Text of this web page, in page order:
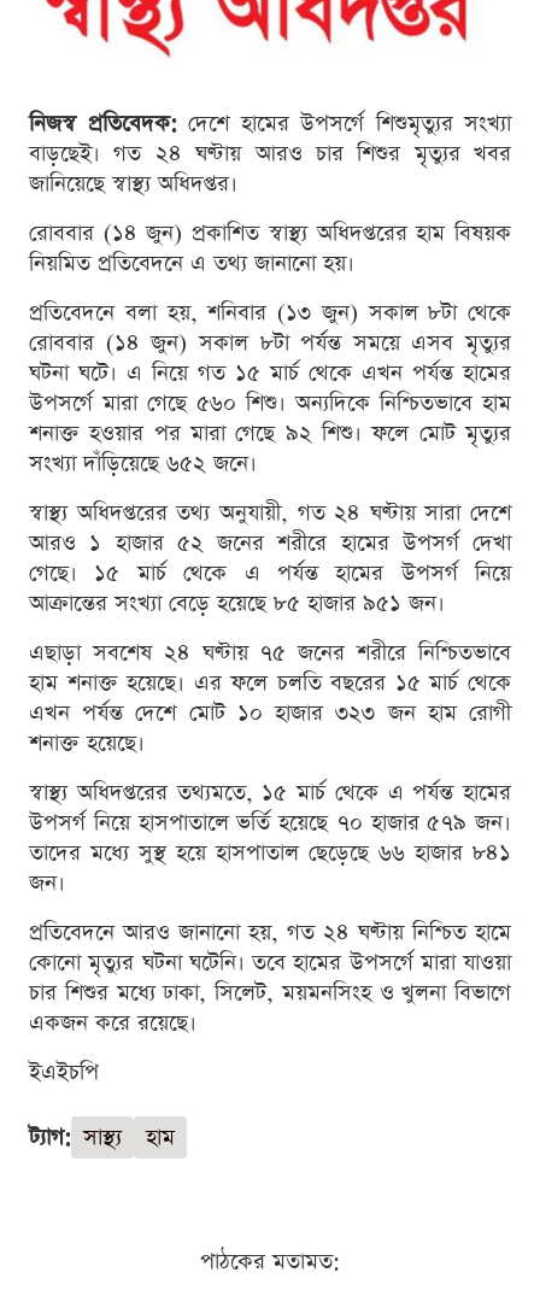
নিজস্ব প্রতিবেদক:দেশে হামের উপসর্গে শিশুমৃত্যুর সংখ্যা
বাড়ছেই। গত ২৪ ঘণ্টায় আরও চার শিশুর মৃত্যুর খবর
জানিয়েছে স্বাস্থ্য অধিদপ্তর।
রোববার (১৪ জুন) প্রকাশিত স্বাস্থ্য অধিদপ্তরের হাম বিষয়ক
নিয়মিত প্রতিবেদনে এ তথ্য জানানো হয়।
প্রতিবেদনে বলা হয়, শনিবার (১৩ জুন) সকাল ৮টা থেকে
রোববার (১৪ জুন) সকাল ৮টা পর্যন্ত সময়ে এসব মৃত্যুর
ঘটনা ঘটে। এ নিয়ে গত ১৫ মার্চ থেকে এখন পর্যন্ত হামের
উপসর্গে মারা গেছে ৫৬০ শিশু। অন্যদিকে নিশ্চিতভাবে হাম
শনাক্ত হওয়ার পর মারা গেছে ৯২ শিশু। ফলে মোট মৃত্যুর
সংখ্যা দাঁড়িয়েছে ৬৫২ জনে।
স্বাস্থ্য অধিদপ্তরের তথ্য অনুযায়ী, গত ২৪ ঘণ্টায় সারা দেশে
আরও ১ হাজার ৫২ জনের শরীরে হামের উপসর্গ দেখা
গেছে। ১৫ মার্চ থেকে এ পর্যন্ত হামের উপসর্গ নিয়ে
আক্রান্তের সংখ্যা বেড়ে হয়েছে ৮৫ হাজার ৯৫১ জন।
এছাড়া সবশেষ ২৪ ঘণ্টায় ৭৫ জনের শরীরে নিশ্চিতভাবে
হাম শনাক্ত হয়েছে। এর ফলে চলতি বছরের ১৫ মার্চ থেকে
এখন পর্যন্ত দেশে মোট ১০ হাজার ৩২৩ জন হাম রোগী
শনাক্ত হয়েছে।
স্বাস্থ্য অধিদপ্তরের তথ্যমতে, ১৫ মার্চ থেকে এ পর্যন্ত হামের
উপসর্গ নিয়ে হাসপাতালে ভর্তি হয়েছে ৭০ হাজার ৫৭৯ জন।
তাদের মধ্যে সুস্থ হয়ে হাসপাতাল ছেড়েছে ৬৬ হাজার ৮৪১
জন।
প্রতিবেদনে আরও জানানো হয়, গত ২৪ ঘণ্টায় নিশ্চিত হামে
কোনো মৃত্যুর ঘটনা ঘটেনি। তবে হামের উপসর্গে মারা যাওয়া
চার শিশুর মধ্যে ঢাকা, সিলেট, ময়মনসিংহ ও খুলনা বিভাগে
একজন করে রয়েছে।
ইএইচপি
ট্যাগ: সাস্থ্য হাম
পাঠকের মতামত: